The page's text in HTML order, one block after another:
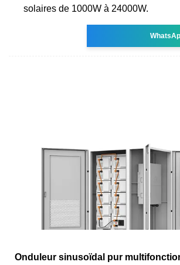
solaires de 1000W à 24000W.
Onduleur sinusoïdal pur